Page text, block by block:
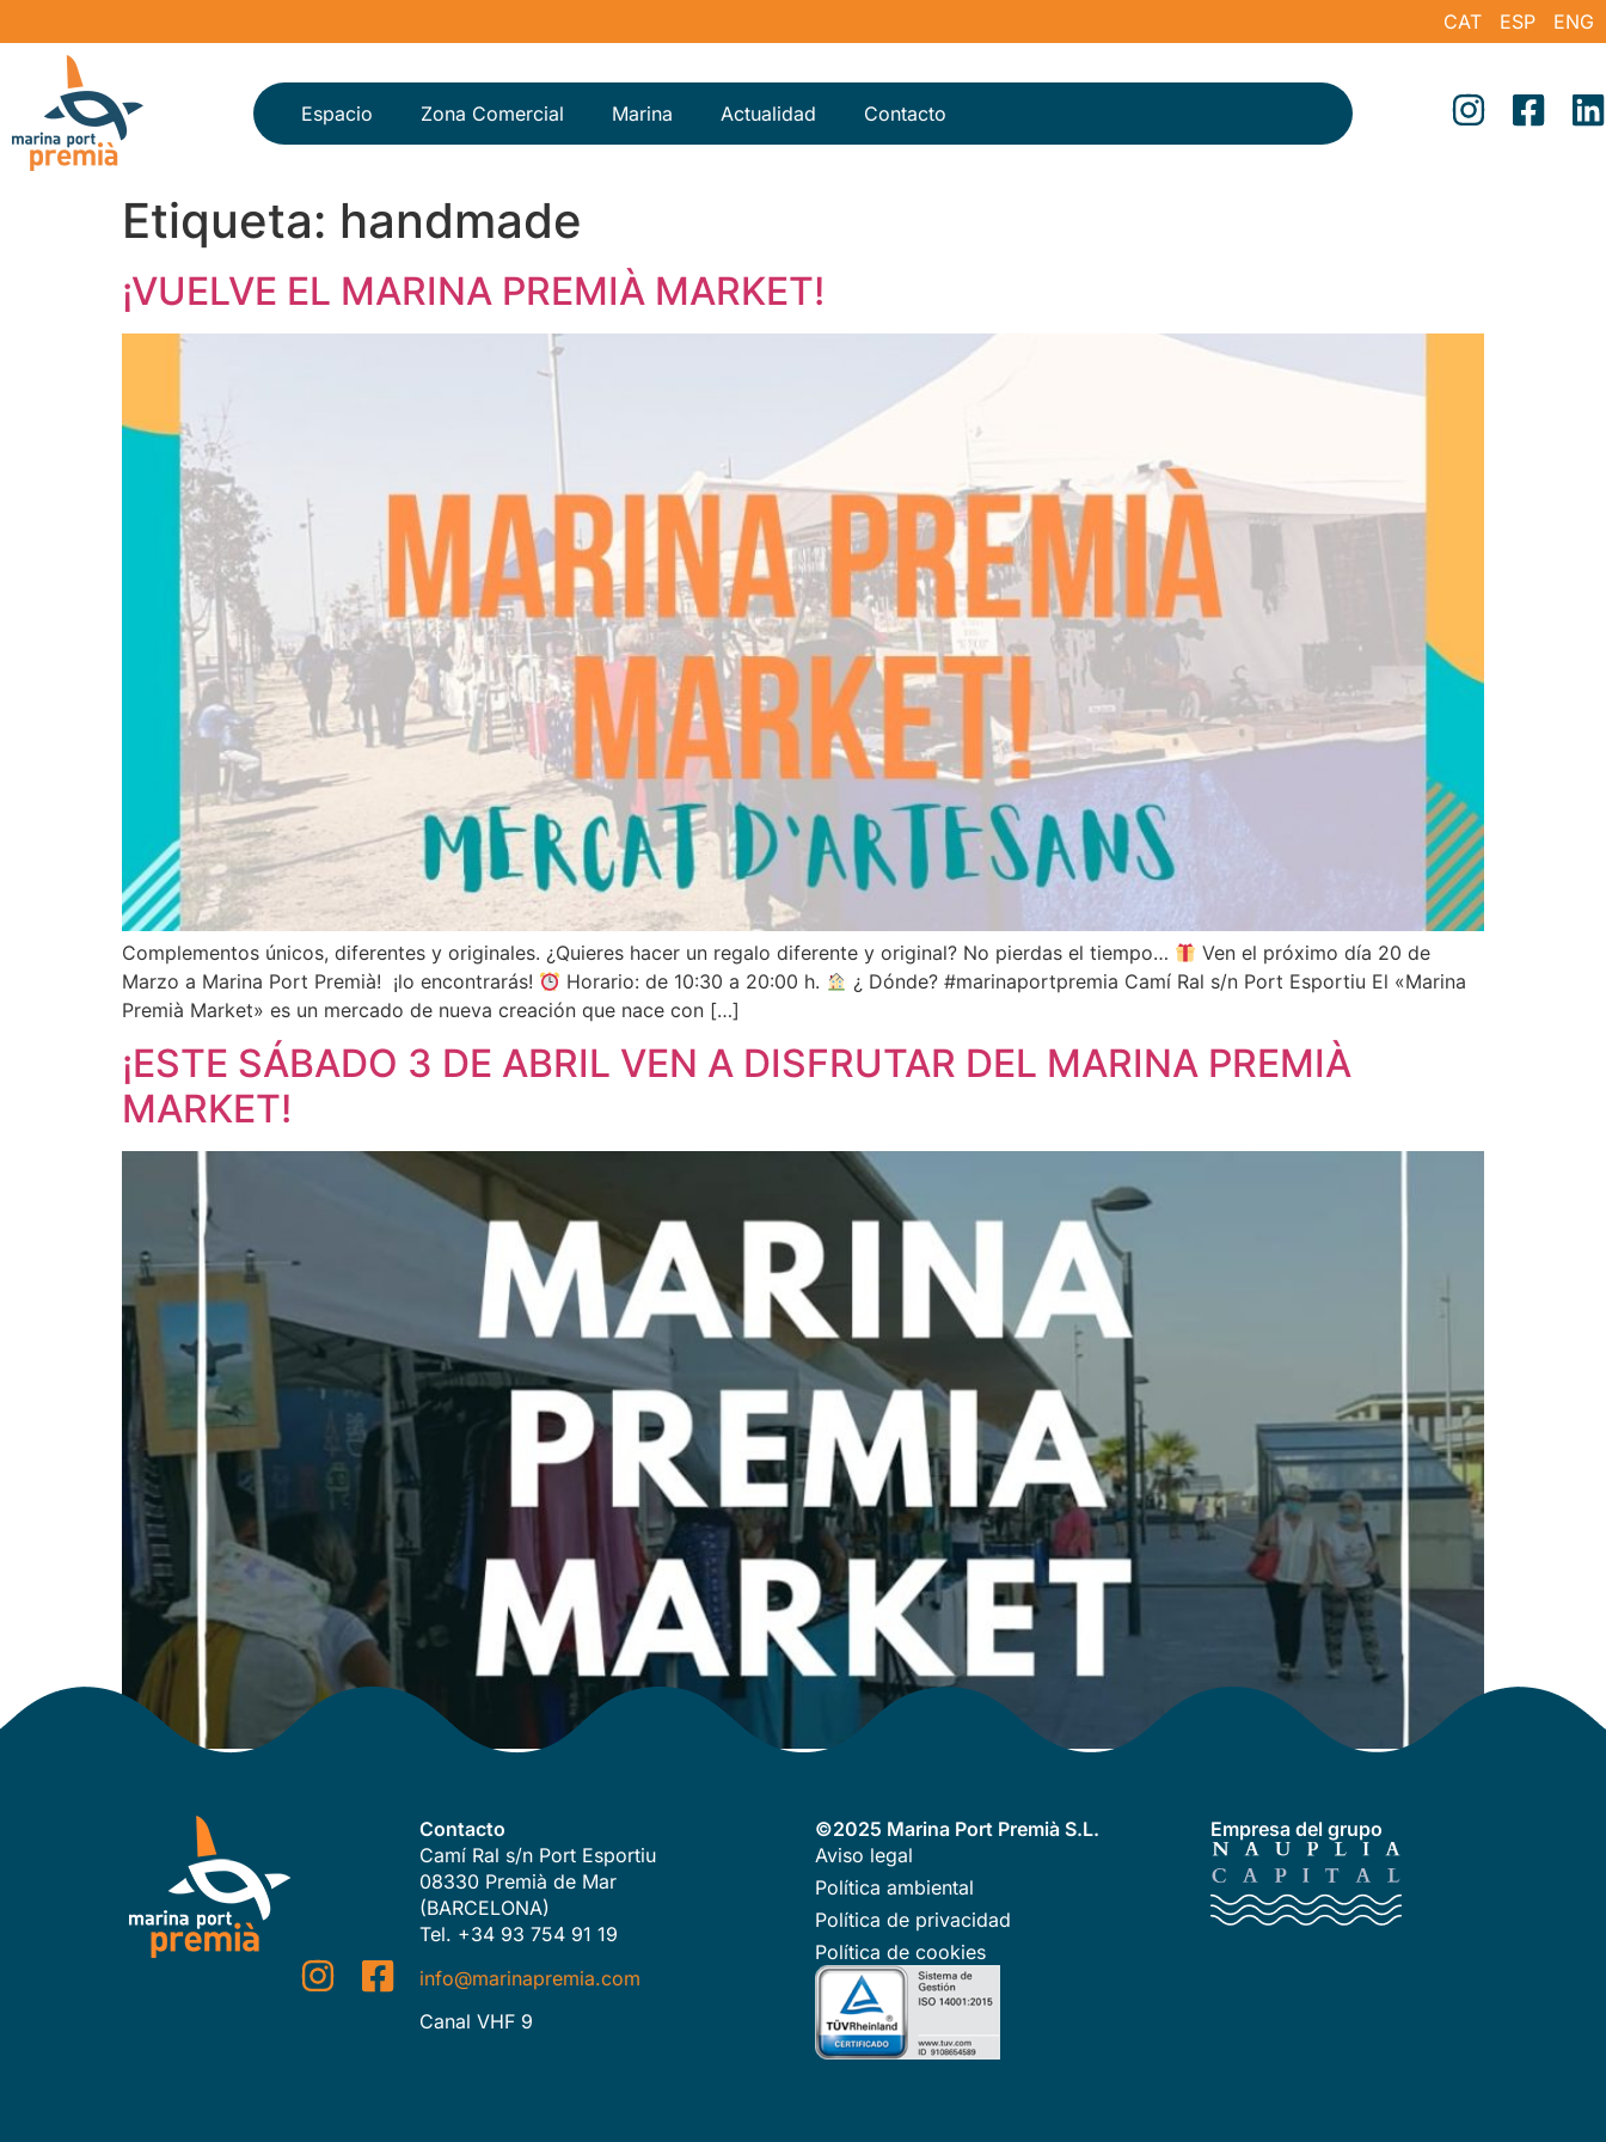
CAT ESP ENG
Espacio Zona Comercial Marina Actualidad Contacto
Etiqueta: handmade
¡VUELVE EL MARINA PREMIÀ MARKET!
Complementos únicos, diferentes y originales. ¿Quieres hacer un regalo diferente y original? No pierdas el tiempo…
Ven el próximo día 20 de
Marzo a Marina Port Premià! ¡lo encontrarás!
Horario: de 10:30 a 20:00 h.
¿ Dónde? #marinaportpremia Camí Ral s/n Port Esportiu El «Marina
Premià Market» es un mercado de nueva creación que nace con […]
¡ESTE SÁBADO 3 DE ABRIL VEN A DISFRUTAR DEL MARINA PREMIÀ
MARKET!
Contacto
Camí Ral s/n Port Esportiu
08330 Premià de Mar
(BARCELONA)
Tel. +34 93 754 91 19
info@marinapremia.com
Canal VHF 9
©2025 Marina Port Premià S.L.
Aviso legal
Política ambiental
Política de privacidad
Política de cookies
Empresa del grupo